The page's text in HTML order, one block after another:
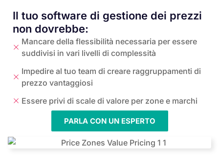
Il tuo software di gestione dei prezzi
non dovrebbe:
Mancare della flessibilità necessaria per essere
suddivisi in vari livelli di complessità
Impedire al tuo team di creare raggruppamenti di
prezzo vantaggiosi
Essere privi di scale di valore per zone e marchi
PARLA CON UN ESPERTO